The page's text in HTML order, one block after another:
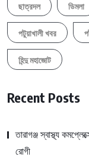
ছাত্রদল ডিমলা
পটুয়াখালী খবর
হিন্দু মহাজোট
Recent Posts
তারাগঞ্জ স্বাস্থ্য
রোগী